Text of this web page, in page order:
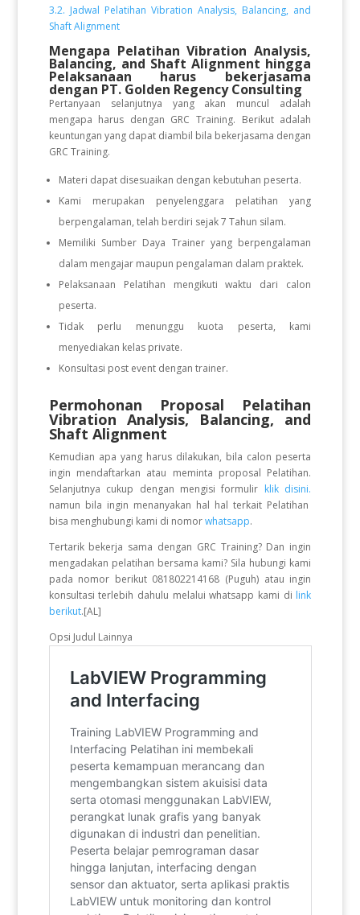
3.2. Jadwal Pelatihan Vibration Analysis, Balancing, and
Shaft Alignment
Mengapa Pelatihan Vibration Analysis,
Balancing, and Shaft Alignment hingga
Pelaksanaan harus bekerjasama
dengan PT. Golden Regency Consulting
Pertanyaan selanjutnya yang akan muncul adalah
mengapa harus dengan GRC Training. Berikut adalah
keuntungan yang dapat diambil bila bekerjasama dengan
GRC Training.
Materi dapat disesuaikan dengan kebutuhan peserta.
Kami merupakan penyelenggara pelatihan yang
berpengalaman, telah berdiri sejak 7 Tahun silam.
Memiliki Sumber Daya Trainer yang berpengalaman
dalam mengajar maupun pengalaman dalam praktek.
Pelaksanaan Pelatihan mengikuti waktu dari calon
peserta.
Tidak perlu menunggu kuota peserta, kami
menyediakan kelas private.
Konsultasi post event dengan trainer.
Permohonan Proposal Pelatihan
Vibration Analysis, Balancing, and
Shaft Alignment
Kemudian apa yang harus dilakukan, bila calon peserta
ingin mendaftarkan atau meminta proposal Pelatihan.
Selanjutnya cukup dengan mengisi formulir klik disini.
namun bila ingin menanyakan hal hal terkait Pelatihan
bisa menghubungi kami di nomorwhatsapp.
Tertarik bekerja sama dengan GRC Training? Dan ingin
mengadakan pelatihan bersama kami? Sila hubungi kami
pada nomor berikut 081802214168 (Puguh) atau ingin
konsultasi terlebih dahulu melalui whatsapp kami di link
berikut.[AL]
Opsi Judul Lainnya